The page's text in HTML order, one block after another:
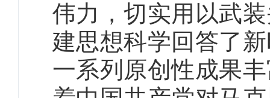
伟力，切实用以武
建思想科学回答了
一系列原创性成果